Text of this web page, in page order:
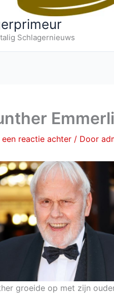
Schlagernieuws
een reactie achter / Door
groeide op met zijn